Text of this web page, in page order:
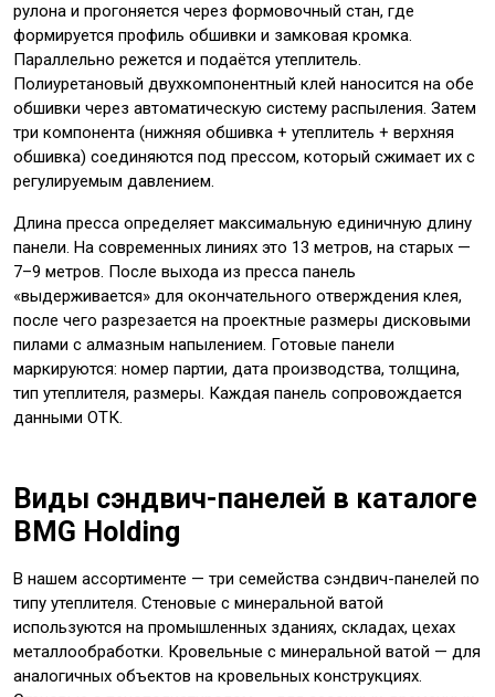
рулона и прогоняется через формовочный стан, где
формируется профиль обшивки и замковая кромка.
Параллельно режется и подаётся утеплитель.
Полиуретановый двухкомпонентный клей наносится на обе
обшивки через автоматическую систему распыления. Затем
три компонента (нижняя обшивка + утеплитель + верхняя
обшивка) соединяются под прессом, который сжимает их с
регулируемым давлением.
Длина пресса определяет максимальную единичную длину
панели. На современных линиях это 13 метров, на старых —
7–9 метров. После выхода из пресса панель
«выдерживается» для окончательного отверждения клея,
после чего разрезается на проектные размеры дисковыми
пилами с алмазным напылением. Готовые панели
маркируются: номер партии, дата производства, толщина,
тип утеплителя, размеры. Каждая панель сопровождается
данными ОТК.
Виды сэндвич-панелей в каталоге
BMG Holding
В нашем ассортименте — три семейства сэндвич-панелей по
типу утеплителя. Стеновые с минеральной ватой
используются на промышленных зданиях, складах, цехах
металлообработки. Кровельные с минеральной ватой — для
аналогичных объектов на кровельных конструкциях.